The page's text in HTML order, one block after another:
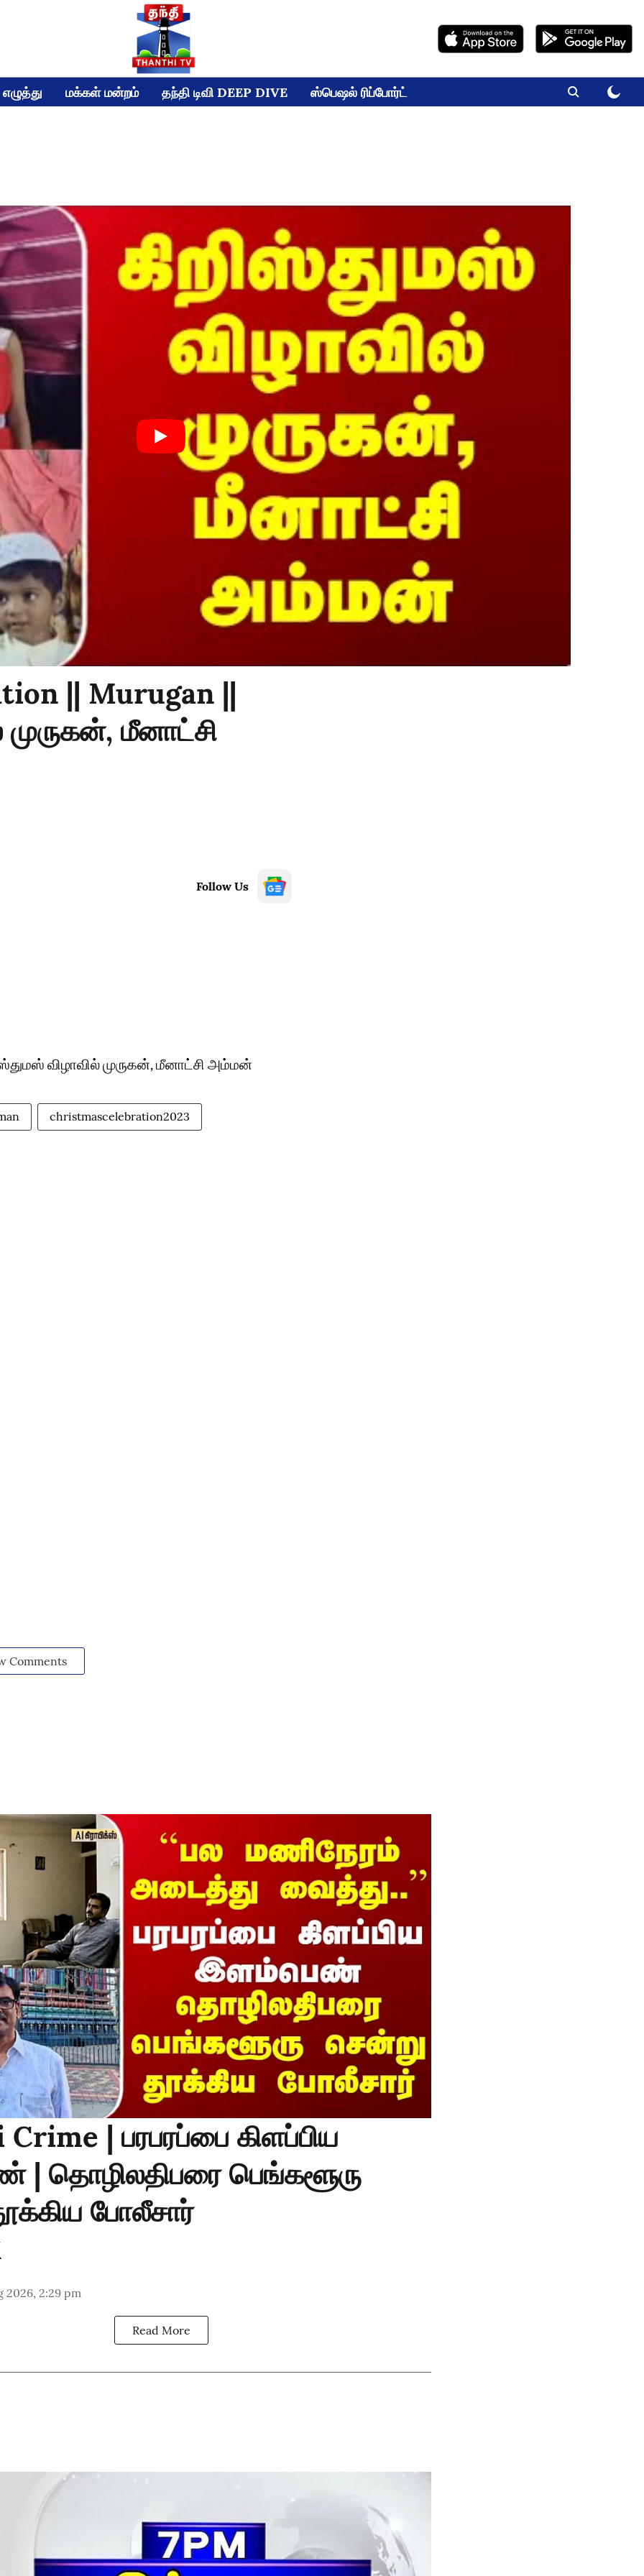
மக்கள் மன்றம் தந்தி டிவி DEEP DIVE ஸ்பெஷல் ரிப்போர்ட்
|| Murugan ||
முருகன், மீனாட்சி
Follow Us
விழாவில் முருகன், மீனாட்சி அம்மன்
christmascelebration2023
Comments
| பரபரப்பை கிளப்பிய
தொழிலதிபரை பெங்களூரு
போலீசார்
2026, 2:29 pm
Read More